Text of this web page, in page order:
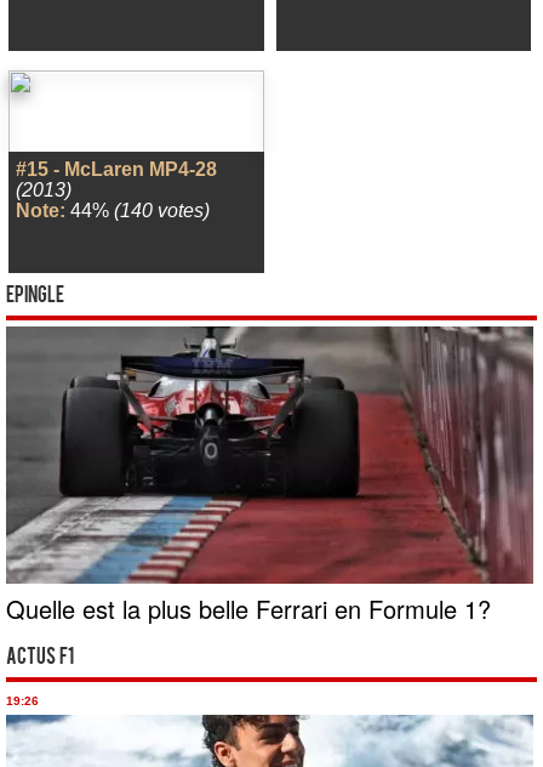
#15 - McLaren MP4-28
(2013)
Note: 44% (140 votes)
Epingle
Quelle est la plus belle Ferrari en Formule 1?
Actus F1
19:26